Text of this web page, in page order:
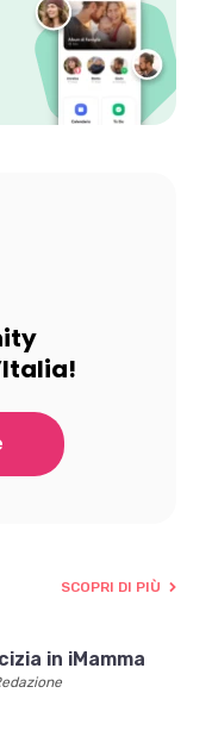
SCOPRI DI PIÙ
in iMamma